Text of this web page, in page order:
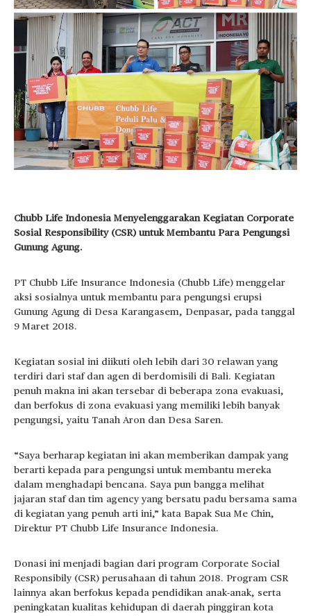
Chubb Life Indonesia Menyelenggarakan Kegiatan Corporate
Sosial Responsibility (CSR) untuk Membantu Para Pengungsi
Gunung Agung.
PT Chubb Life Insurance Indonesia (Chubb Life) menggelar
aksi sosialnya untuk membantu para pengungsi erupsi
Gunung Agung di Desa Karangasem, Denpasar, pada tanggal
9 Maret 2018.
Kegiatan sosial ini diikuti oleh lebih dari 30 relawan yang
terdiri dari staf dan agen di berdomisili di Bali. Kegiatan
penuh makna ini akan tersebar di beberapa zona evakuasi,
dan berfokus di zona evakuasi yang memiliki lebih banyak
pengungsi, yaitu Tanah Aron dan Desa Saren.
“Saya berharap kegiatan ini akan memberikan dampak yang
berarti kepada para pengungsi untuk membantu mereka
dalam menghadapi bencana. Saya pun bangga melihat
jajaran staf dan tim agency yang bersatu padu bersama sama
di kegiatan yang penuh arti ini,” kata Bapak Sua Me Chin,
Direktur PT Chubb Life Insurance Indonesia.
Donasi ini menjadi bagian dari program Corporate Social
Responsibily (CSR) perusahaan di tahun 2018. Program CSR
lainnya akan berfokus kepada pendidikan anak-anak, serta
peningkatan kualitas kehidupan di daerah pinggiran kota